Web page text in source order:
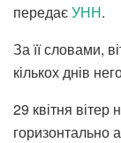
передаєУНН.
За її словами,
кількох днів
29 квітня вітер
горизонтально